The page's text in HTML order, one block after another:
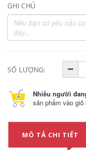
GHI CHÚ
SỐ LƯỢNG:
Nhiều người
sản phẩm vào
MÔ TẢ CHI TIẾT